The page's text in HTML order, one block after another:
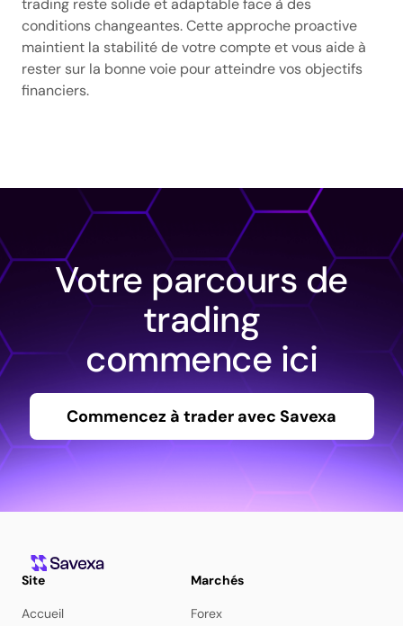
trading reste solide et adaptable face à des
conditions changeantes. Cette approche proactive
maintient la stabilité de votre compte et vous aide à
rester sur la bonne voie pour atteindre vos objectifs
financiers.
Votre parcours de
trading
commence ici
Commencez à trader avec Savexa
Site
Accueil
Marchés
Forex